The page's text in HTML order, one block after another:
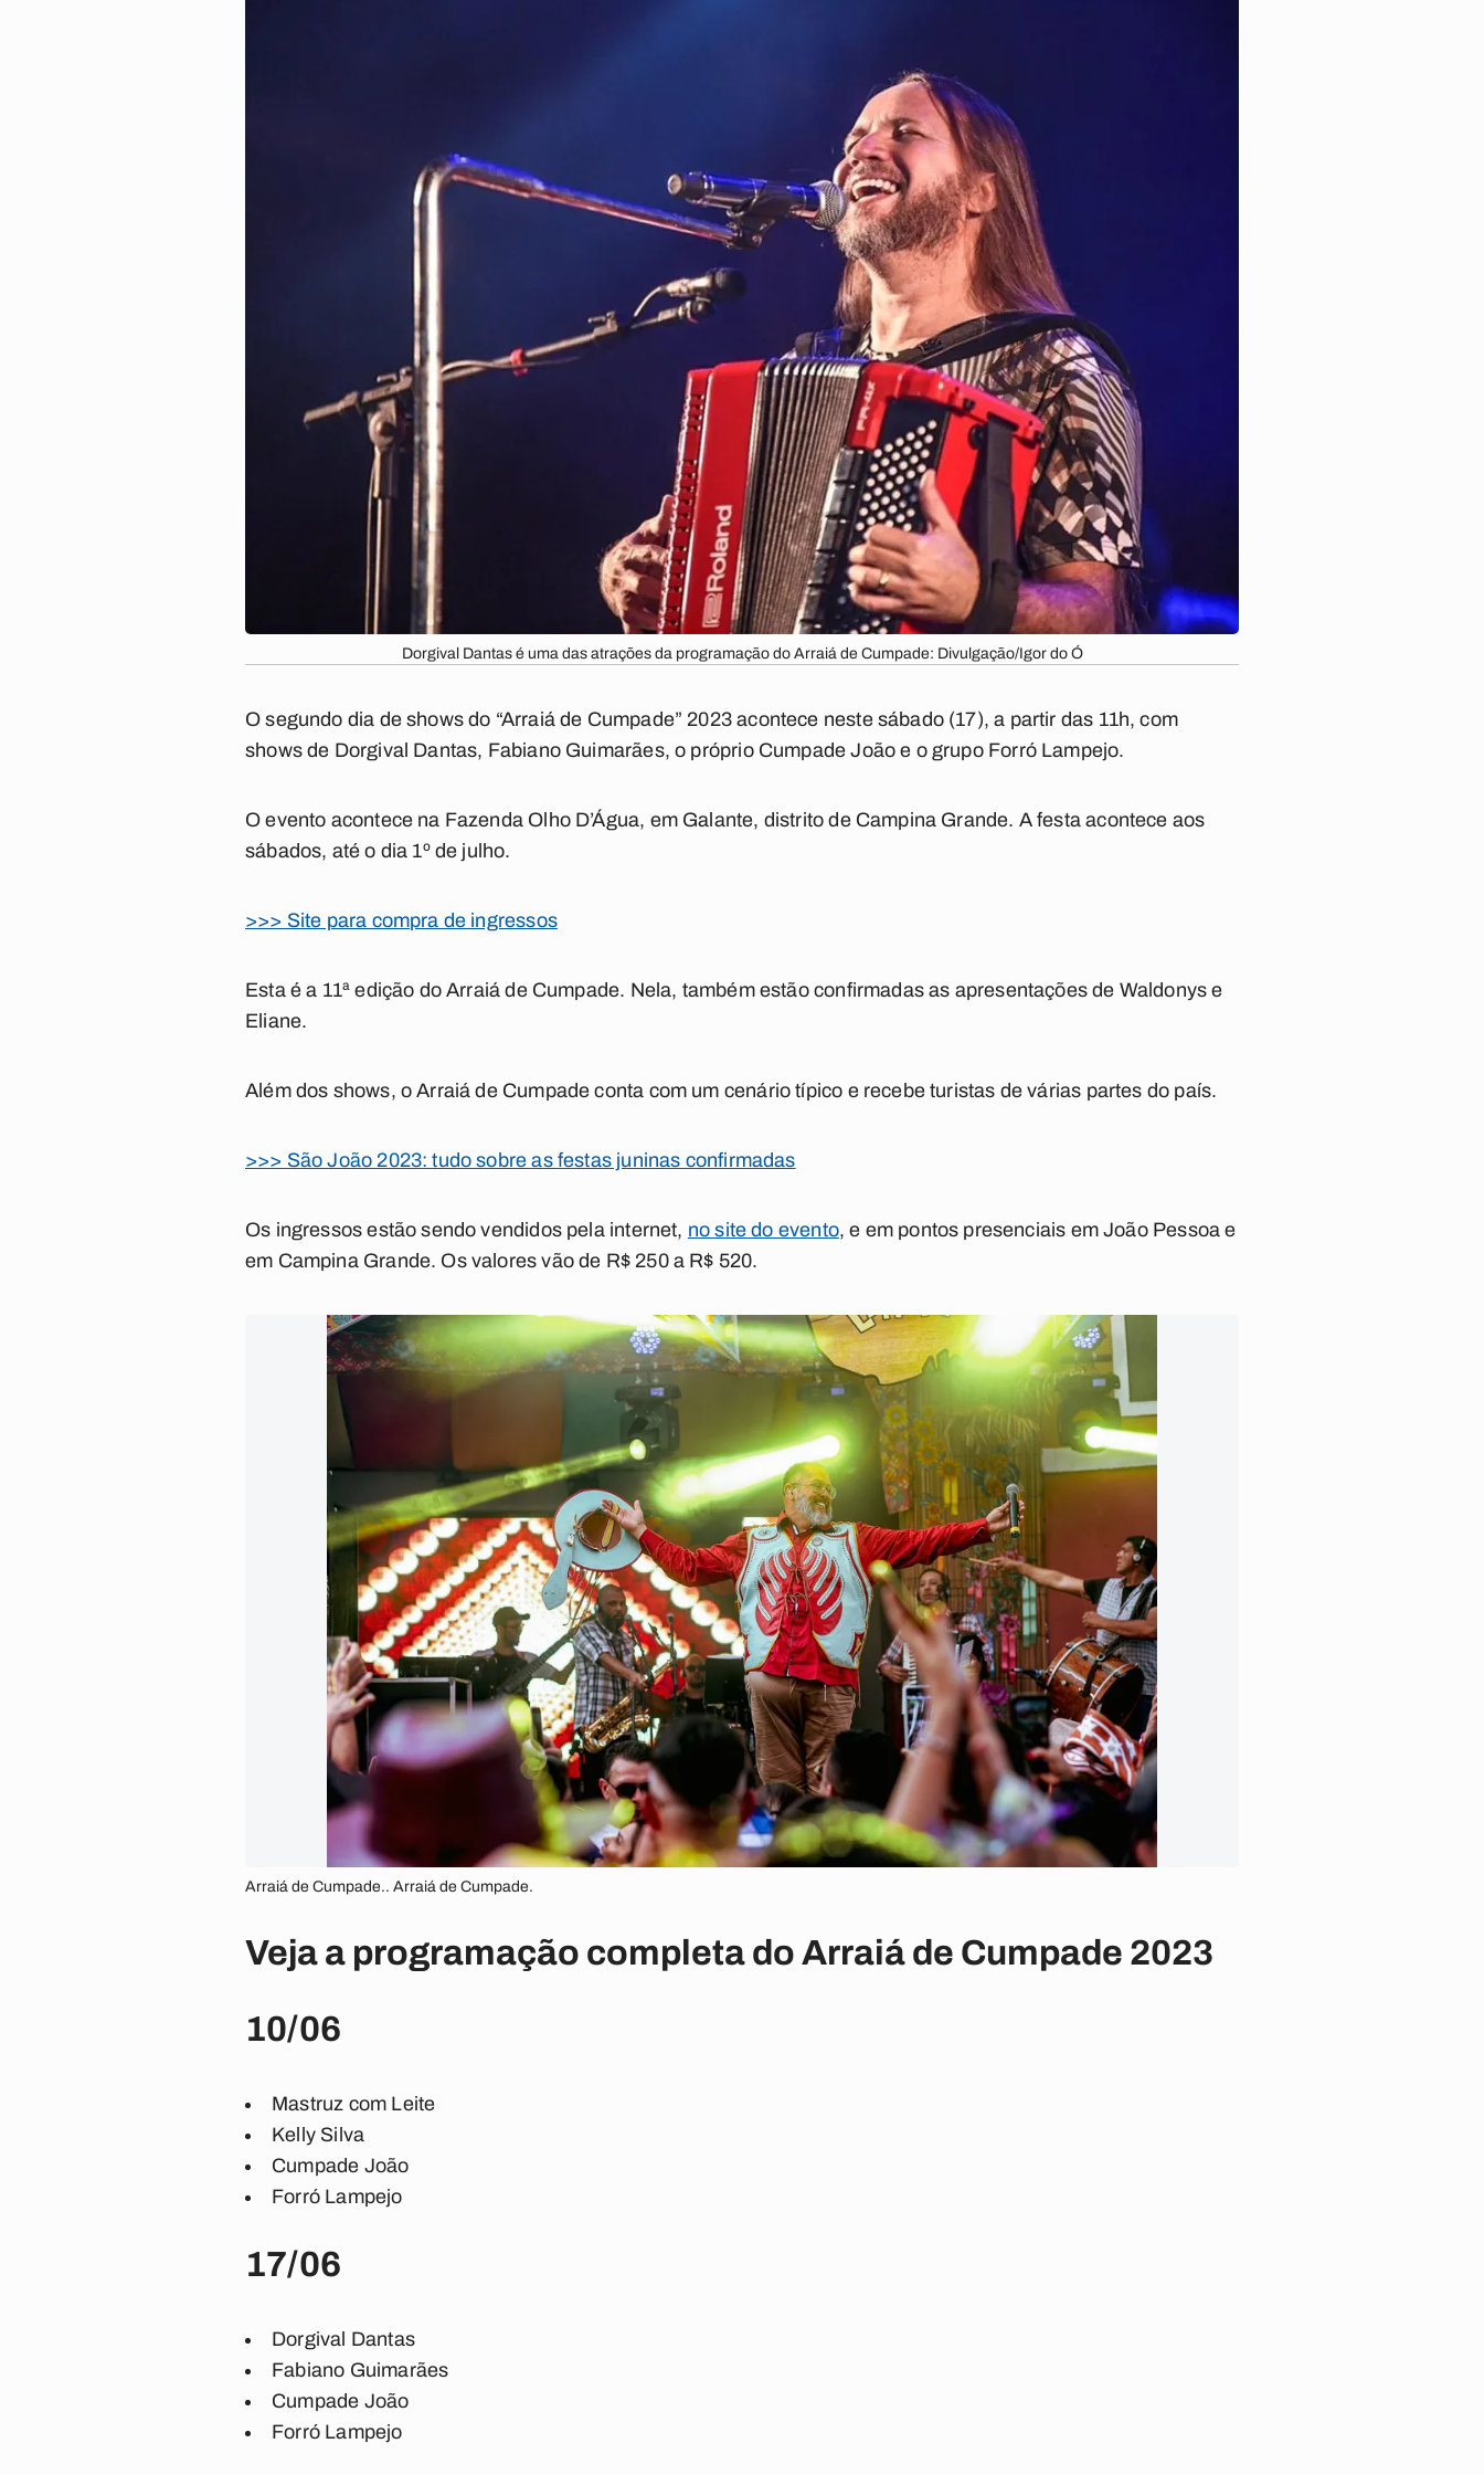
Dorgival Dantas é uma das atrações da programação do Arraiá de Cumpade: Divulgação/Igor do Ó
O segundo dia de shows do “Arraiá de Cumpade” 2023 acontece neste sábado (17), a partir das 11h, com
shows de Dorgival Dantas, Fabiano Guimarães, o próprio Cumpade João e o grupo Forró Lampejo.
O evento acontece na Fazenda Olho D’Água, em Galante, distrito de Campina Grande. A festa acontece aos
sábados, até o dia 1º de julho.
>>> Site para compra de ingressos
Esta é a 11ª edição do Arraiá de Cumpade. Nela, também estão confirmadas as apresentações de Waldonys e
Eliane.
Além dos shows, o Arraiá de Cumpade conta com um cenário típico e recebe turistas de várias partes do país.
>>> São João 2023: tudo sobre as festas juninas confirmadas
Os ingressos estão sendo vendidos pela internet, no site do evento, e em pontos presenciais em João Pessoa e
em Campina Grande. Os valores vão de R$ 250 a R$ 520.
Arraiá de Cumpade.. Arraiá de Cumpade.
Veja a programação completa do Arraiá de Cumpade 2023
10/06
Mastruz com Leite
Kelly Silva
Cumpade João
Forró Lampejo
17/06
Dorgival Dantas
Fabiano Guimarães
Cumpade João
Forró Lampejo